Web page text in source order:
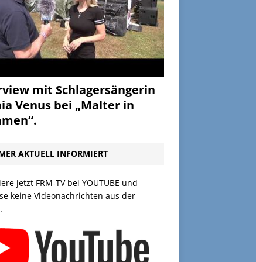
mit Schlagersängerin
Venus bei „Malter in
AKTUELL INFORMIERT
jetzt FRM-TV bei YOUTUBE und
keine Videonachrichten aus der